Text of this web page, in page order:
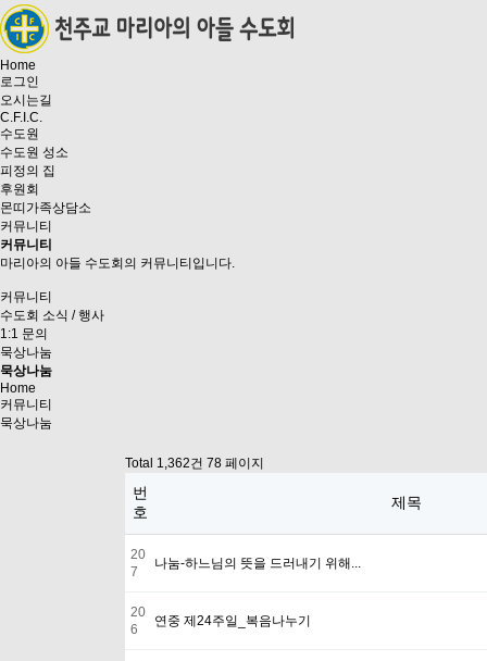
Home
로그인
오시는길
C.F.I.C.
수도원
수도원 성소
피정의 집
후원회
몬띠가족상담소
커뮤니티
커뮤니티
마리아의 아들 수도회의 커뮤니티입니다.
커뮤니티
수도회 소식 / 행사
1:1 문의
묵상나눔
묵상나눔
Home
커뮤니티
묵상나눔
Total 1,362건 78 페이지
번
호
제목
20
7
나눔-하느님의 뜻을 드러내기 위해...
20
6
연중 제24주일_복음나누기